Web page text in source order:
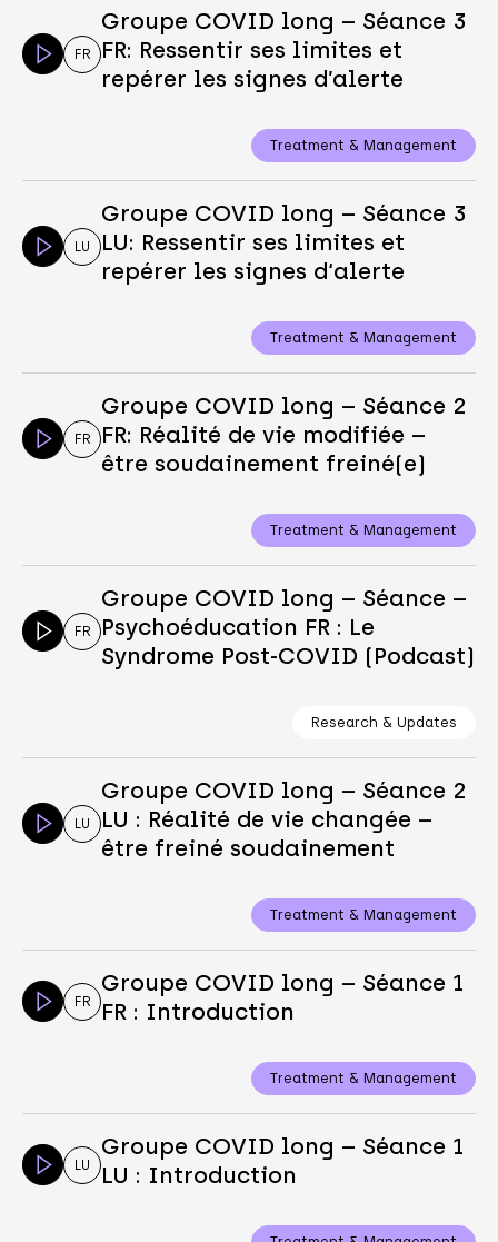
FR
Groupe COVID long – Séance 3
FR: Ressentir ses limites et
repérer les signes d’alerte
Treatment & Management
LU
Groupe COVID long – Séance 3
LU: Ressentir ses limites et
repérer les signes d‘alerte
Treatment & Management
FR
Groupe COVID long – Séance 2
FR: Réalité de vie modifiée –
être soudainement freiné(e)
Treatment & Management
FR
Groupe COVID long – Séance –
Psychoéducation FR : Le
Syndrome Post-COVID (Podcast)
Research & Updates
LU
Groupe COVID long – Séance 2
LU : Réalité de vie changée –
être freiné soudainement
Treatment & Management
FR
Groupe COVID long – Séance 1
FR : Introduction
Treatment & Management
LU
Groupe COVID long – Séance 1
LU : Introduction